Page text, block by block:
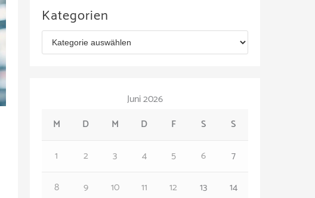
hKategorien
Juni 2026
M
D M D F S
S
1
2 3 4 5 6
7
8
9 10 11 12 13
14